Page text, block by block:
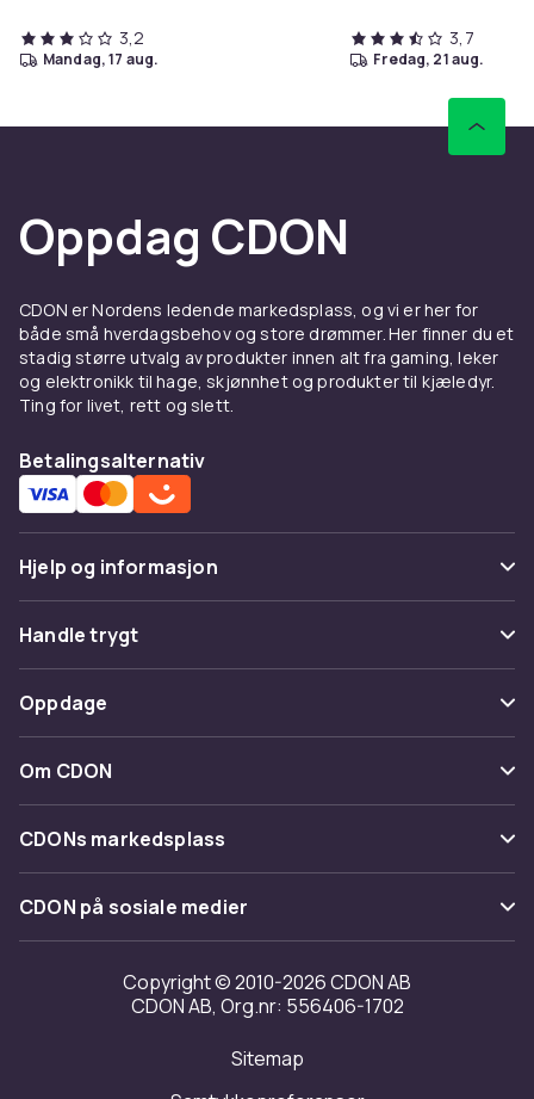
3,2
mandag, 17 aug.
3,7
fredag, 21 aug.
Oppdag CDON
CDON er Nordens ledende markedsplass, og vi er her for
både små hverdagsbehov og store drømmer. Her finner du et
stadig større utvalg av produkter innen alt fra gaming, leker
og elektronikk til hage, skjønnhet og produkter til kjæledyr.
Ting for livet, rett og slett.
Betalingsalternativ
Hjelp og informasjon
Vanlige spørsmål
Spor pakke
Angre & returner her
Kontakt oss
Handle trygt
Betaling
Levering
Tilbakekallinger
Oppdage
Kategorier
Varemerker
Om CDON
Om oss
Kundeanmeldelser
Jobbe på CDON
Investor relations
Tilgjengelighet
CDONs markedsplass
Merchant Help Center
CDON på sosiale medier
Copyright © 2010-2026 CDON AB
CDON AB, Org.nr: 556406-1702
Sitemap